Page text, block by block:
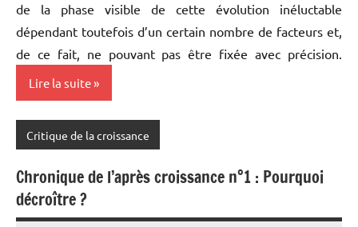
de la phase visible de cette évolution inéluctable
dépendant toutefois d’un certain nombre de facteurs et,
de ce fait, ne pouvant pas être fixée avec précision.
Lire la suite
Critique de la croissance
Chronique de l’après croissance n°1 : Pourquoi
décroître ?